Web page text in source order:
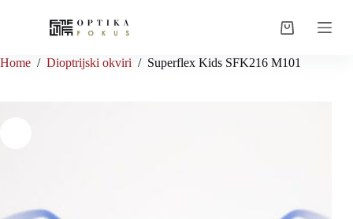
Shopping
Home / Dioptrijski okviri / Superflex Kids SFK216 M101